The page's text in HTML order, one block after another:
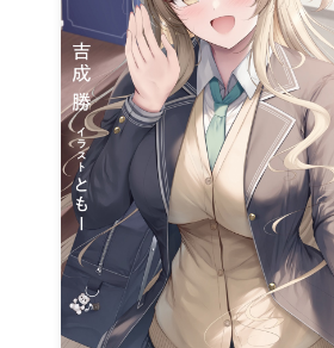
オーバーラップノベルス
オーバーラップノベルスf
ロサージュノベルス